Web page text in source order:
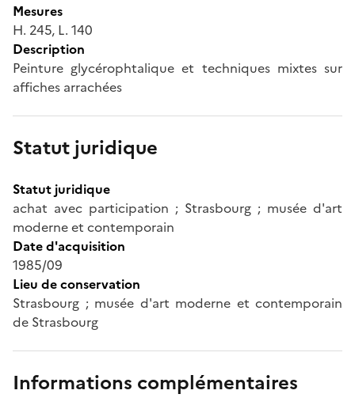
Mesures
H. 245, L. 140
Description
Peinture glycérophtalique et techniques mixtes sur
affiches arrachées
Statut juridique
Statut juridique
achat avec participation ; Strasbourg ; musée d'art
moderne et contemporain
Date d'acquisition
1985/09
Lieu de conservation
Strasbourg ; musée d'art moderne et contemporain
de Strasbourg
Informations complémentaires